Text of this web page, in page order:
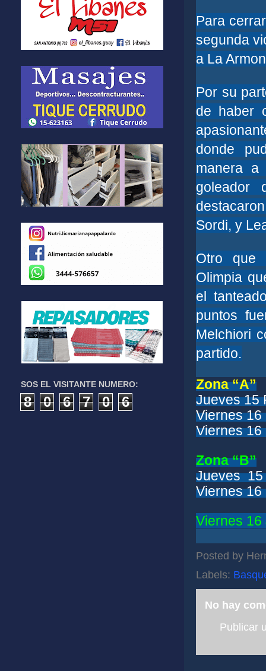
Para
segunda
a La
Por su
de haber
donde
manera
goleador
Sordi, y
Otro que
Olimpia
el
puntos
Melchiori
partido.
Zona “A”
Jueves 15
Viernes
Viernes
Zona “B”
Jueves 15
Viernes
Viernes 16
Posted by
Labels:
No hay
Publicar
SOS EL VISITANTE NUMERO:
8 0 6 7 0 6